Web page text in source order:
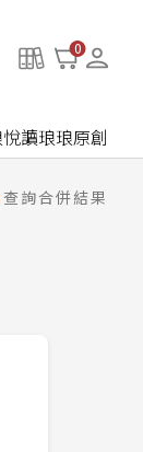
0
讀琅琅原創
查詢合併結果